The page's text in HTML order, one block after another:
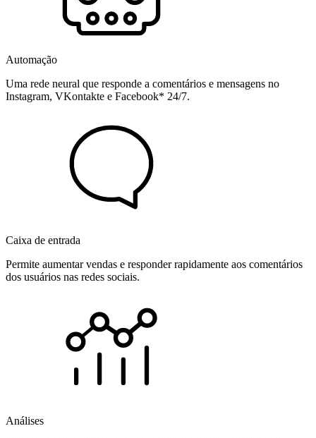
Automação
Uma rede neural que responde a comentários e mensagens no
Instagram, VKontakte e Facebook* 24/7.
Caixa de entrada
Permite aumentar vendas e responder rapidamente aos comentários
dos usuários nas redes sociais.
Análises